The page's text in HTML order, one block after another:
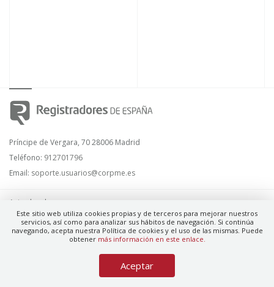
Príncipe de Vergara, 70 28006 Madrid
Teléfono: 912701796
Email: soporte.usuarios@corpme.es
Aviso legal
Política de privacidad
Términos y condiciones de uso del servicio
Este sitio web utiliza cookies propias y de terceros para mejorar nuestros
servicios, así como para analizar sus hábitos de navegación. Si continúa
navegando, acepta nuestra Política de cookies y el uso de las mismas. Puede
obtener más información en este enlace.
Aceptar